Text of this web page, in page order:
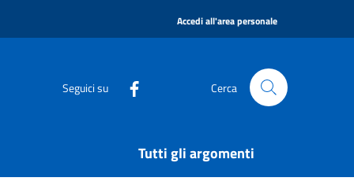
Accedi all'area personale
Seguici su Cerca
Tutti gli argomenti